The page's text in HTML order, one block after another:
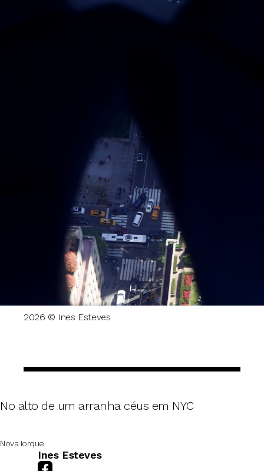
2026 © Ines Esteves
No alto de um arranha céus em NYC
Nova Iorque
Ines Esteves